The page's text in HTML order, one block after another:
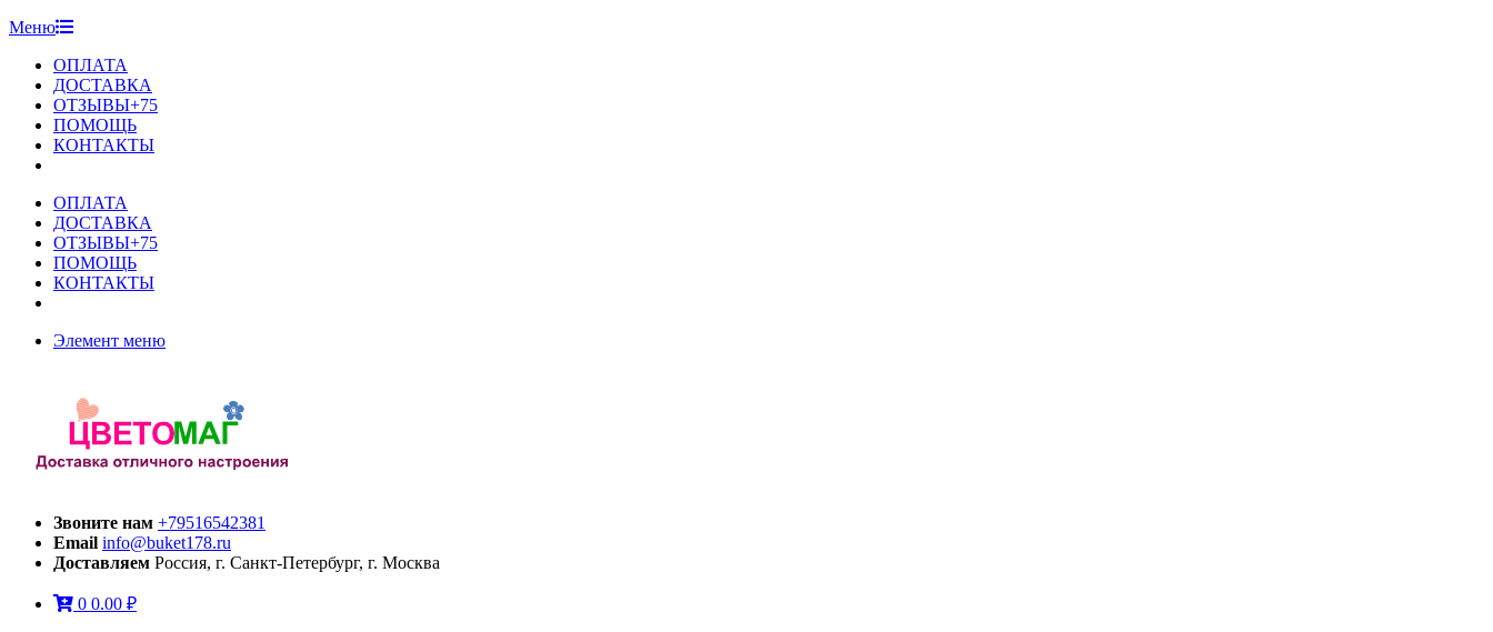
Меню
ОПЛАТА
ДОСТАВКА
ОТЗЫВЫ+75
ПОМОЩЬ
КОНТАКТЫ
ОПЛАТА
ДОСТАВКА
ОТЗЫВЫ+75
ПОМОЩЬ
КОНТАКТЫ
Элемент меню
Звоните нам +79516542381
Email info@buket178.ru
Доставляем Россия, г. Санкт-Петербург, г. Москва
0 0.00 ₽